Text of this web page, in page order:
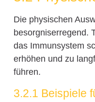
Die physischen
besorgniserregend.
das Immunsystem
erhöhen und zu
führen.
3.2.1 Beispiele